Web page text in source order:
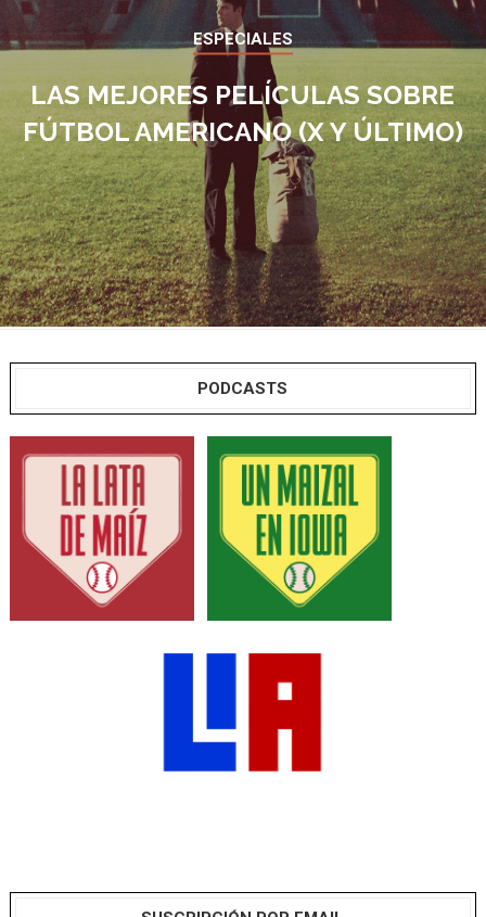
ESPECIALES
LAS MEJORES PELÍCULAS SOBRE
FÚTBOL AMERICANO (X Y ÚLTIMO)
PODCASTS